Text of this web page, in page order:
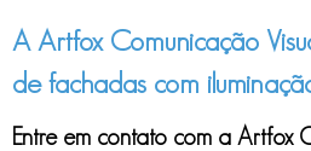
A Artfox Comunicação
de fachadas com
Entre em contato com a Artfox